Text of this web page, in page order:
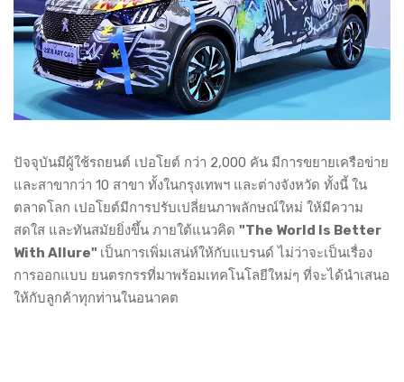
ปัจจุบันมีผู้ใช้รถยนต์ เปอโยต์ กว่า 2,000 คัน มีการขยายเครือข่าย
และสาขากว่า 10 สาขา ทั้งในกรุงเทพฯ และต่างจังหวัด ทั้งนี้ ใน
ตลาดโลก เปอโยต์มีการปรับเปลี่ยนภาพลักษณ์ใหม่ ให้มีความ
สดใส และทันสมัยยิ่งขึ้น ภายใต้แนวคิด "The World Is Better
With Allure" เป็นการเพิ่มเสน่ห์ให้กับแบรนด์ ไม่ว่าจะเป็นเรื่อง
การออกแบบ ยนตรกรรที่มาพร้อมเทคโนโลยีใหม่ๆ ที่จะได้นำเสนอ
ให้กับลูกค้าทุกท่านในอนาคต